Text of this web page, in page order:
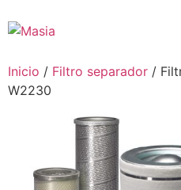
Inicio / Filtro separador /
W2230